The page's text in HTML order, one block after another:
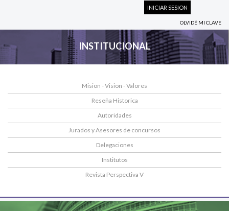
OLVIDÉ MI CLAVE
INSTITUCIONAL
Mision - Vision - Valores
Reseña Historica
Autoridades
Jurados y Asesores de concursos
Delegaciones
Institutos
Revista Perspectiva V